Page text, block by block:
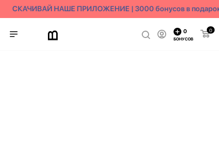
СКАЧИВАЙ НАШЕ ПРИЛОЖЕНИЕ | 3000 бонусов в подарок
0
0
БОНУСОВ